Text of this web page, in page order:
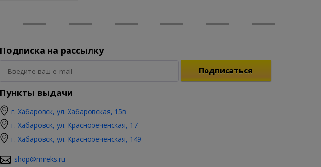
Подписка на рассылку
Подписаться
Пункты выдачи
г. Хабаровск, ул. Хабаровская, 15в
г. Хабаровск, ул. Краснореченская, 17
г. Хабаровск, ул. Краснореченская, 149
shop@mireks.ru